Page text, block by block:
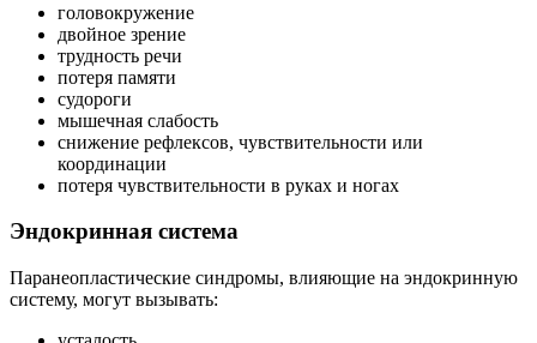
головокружение
двойное зрение
трудность речи
потеря памяти
судороги
мышечная слабость
снижение рефлексов, чувствительности или
координации
потеря чувствительности в руках и ногах
Эндокринная система
Паранеопластические синдромы, влияющие на эндокринную
систему, могут вызывать: